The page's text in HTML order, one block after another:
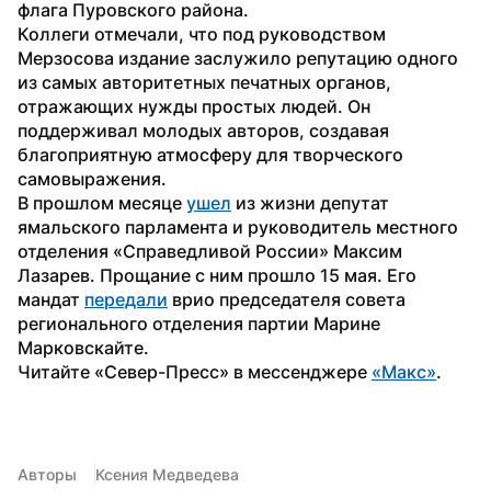
флага Пуровского района.
Коллеги отмечали, что под руководством
Мерзосова издание заслужило репутацию одного
из самых авторитетных печатных органов,
отражающих нужды простых людей. Он
поддерживал молодых авторов, создавая
благоприятную атмосферу для творческого
самовыражения.
В прошлом месяце ушел из жизни депутат
ямальского парламента и руководитель местного
отделения «Справедливой России» Максим
Лазарев. Прощание с ним прошло 15 мая. Его
мандат передали врио председателя совета
регионального отделения партии Марине
Марковскайте.
Читайте «Север-Пресс» в мессенджере «Макс».
Авторы Ксения Медведева